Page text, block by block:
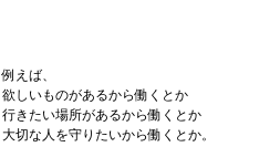
例えば、
欲しいものがあるから働くとか
行きたい場所があるから働くとか
大切な人を守りたいから働くとか。